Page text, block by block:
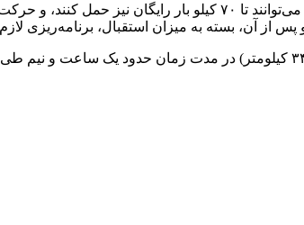
از آن، بسته به میزان استقبال، برنامه‌ریزی
مایلی‌کهن گفت: مسیر دریایی خرمشهر – بصره با طول تقریبی ۱۷ مایل دریایی